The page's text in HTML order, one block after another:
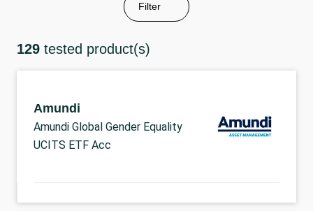
Filter
129 tested product(s)
Amundi
Amundi Global Gender Equality
UCITS ETF Acc